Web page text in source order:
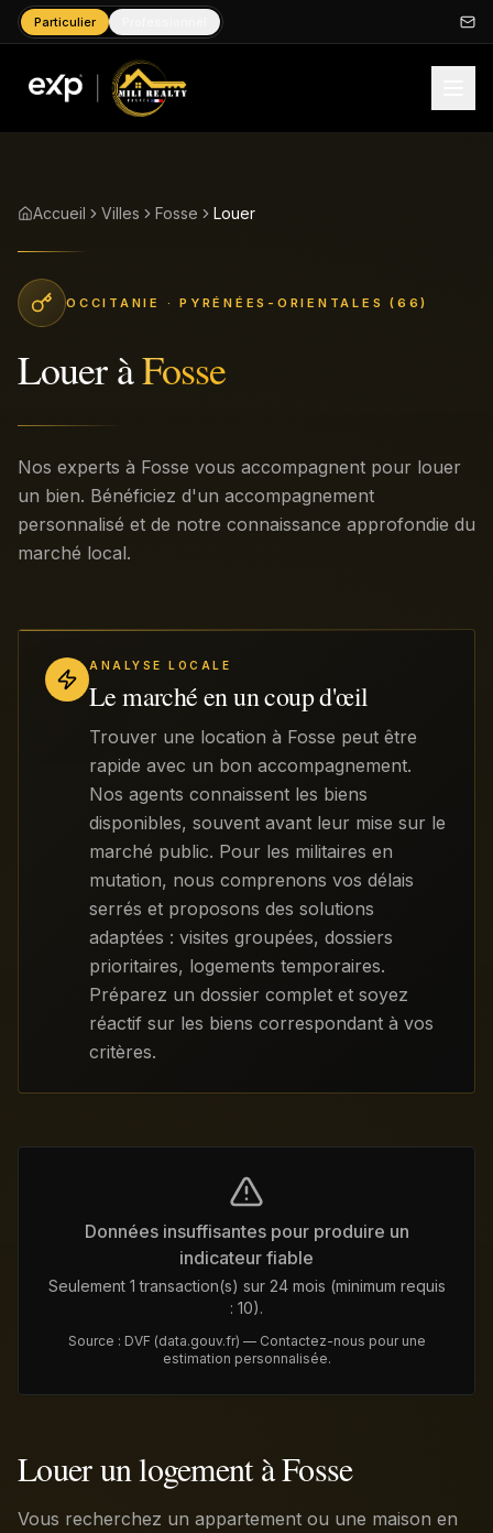
Particulier
Accueil Villes Fosse Louer
OCCITANIE · PYRÉNÉES-ORIENTALES (66)
LoueràFosse
Nos experts à Fosse vous accompagnent pour louer
un bien. Bénéficiez d'un accompagnement
personnalisé et de notre connaissance approfondie du
marché local.
ANALYSE LOCALE
Le marché en un coup d'œil
Trouver une location à Fosse peut être
rapide avec un bon accompagnement.
Nos agents connaissent les biens
disponibles, souvent avant leur mise sur le
marché public. Pour les militaires en
mutation, nous comprenons vos délais
serrés et proposons des solutions
adaptées : visites groupées, dossiers
prioritaires, logements temporaires.
Préparez un dossier complet et soyez
réactif sur les biens correspondant à vos
critères.
Données insuffisantes pour produire un
indicateur fiable
Seulement 1 transaction(s) sur 24 mois (minimum requis
: 10).
Source : DVF (data.gouv.fr) — Contactez-nous pour une
estimation personnalisée.
Louer un logement à Fosse
Vous recherchez un appartement ou une maison en